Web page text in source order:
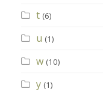
t (6)
u (1)
w (10)
y (1)